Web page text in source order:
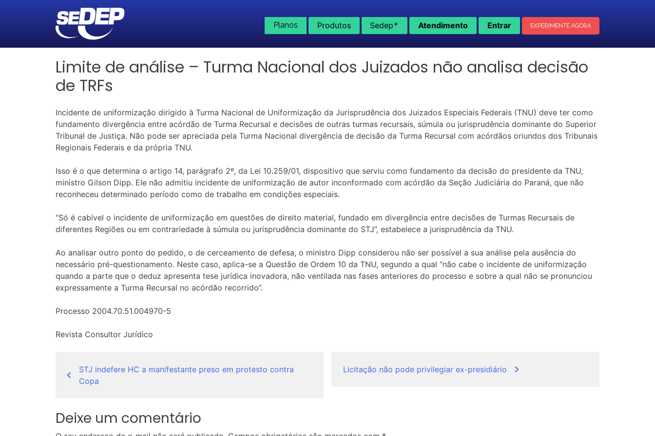
Planos Produtos Sedep+ Atendimento Entrar EXPERIMENTE AGORA
Limite de análise – Turma Nacional dos Juizados não analisa decisão
de TRFs
Incidente de uniformização dirigido à Turma Nacional de Uniformização da Jurisprudência dos Juizados Especiais Federais (TNU) deve ter como
fundamento divergência entre acórdão de Turma Recursal e decisões de outras turmas recursais, súmula ou jurisprudência dominante do Superior
Tribunal de Justiça. Não pode ser apreciada pela Turma Nacional divergência de decisão da Turma Recursal com acórdãos oriundos dos Tribunais
Regionais Federais e da própria TNU.
Isso é o que determina o artigo 14, parágrafo 2º, da Lei 10.259/01, dispositivo que serviu como fundamento da decisão do presidente da TNU,
ministro Gilson Dipp. Ele não admitiu incidente de uniformização de autor inconformado com acórdão da Seção Judiciária do Paraná, que não
reconheceu determinado período como de trabalho em condições especiais.
“Só é cabível o incidente de uniformização em questões de direito material, fundado em divergência entre decisões de Turmas Recursais de
diferentes Regiões ou em contrariedade à súmula ou jurisprudência dominante do STJ”, estabelece a jurisprudência da TNU.
Ao analisar outro ponto do pedido, o de cerceamento de defesa, o ministro Dipp considerou não ser possível a sua análise pela ausência do
necessário pré-questionamento. Neste caso, aplica-se a Questão de Ordem 10 da TNU, segundo a qual “não cabe o incidente de uniformização
quando a parte que o deduz apresenta tese jurídica inovadora, não ventilada nas fases anteriores do processo e sobre a qual não se pronunciou
expressamente a Turma Recursal no acórdão recorrido”.
Processo 2004.70.51.004970-5
Revista Consultor Jurídico
Navegação
de
STJ indefere HC a manifestante preso em protesto contra
Copa
Licitação não pode privilegiar ex-presidiário
Deixe um comentário